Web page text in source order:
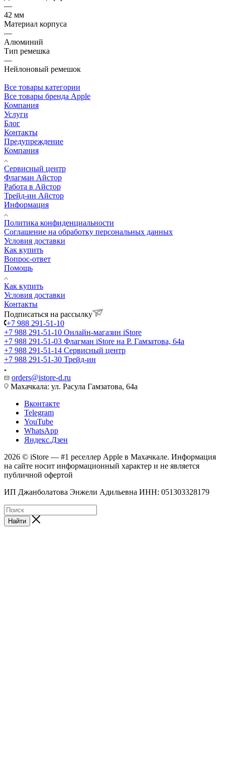
—
42 мм
Материал корпуса
—
Алюминий
Тип ремешка
—
Нейлоновый ремешок
Все товары категории
Все товары бренда Apple
Компания
Услуги
Блог
Контакты
Предупреждение
Компания
Сервисный центр
Флагман Айстор
Работа в Айстор
Трейд-ин Айстор
Информация
Политика конфиденциальности
Соглашение на обработку персональных данных
Условия доставки
Как купить
Вопрос-ответ
Помощь
Как купить
Условия доставки
Контакты
Подписаться на рассылку
+7 988 291-51-10
+7 988 291-51-10 Онлайн-магазин iStore
+7 988 291-51-03 Флагман iStore на Р. Гамзатова, 64а
+7 988 291-51-14 Сервисный центр
+7 988 291-51-30 Трейд-ин
orders@istore-d.ru
Махачкала: ул. Расула Гамзатова, 64а
Вконтакте
Telegram
YouTube
WhatsApp
Яндекс.Дзен
2026 © iStore — #1 реселлер Apple в Махачкале. Информация
на сайте носит информационный характер и не является
публичной офертой
ИП Джанболатова Энжели Адильевна ИНН: 051303328179
Найти